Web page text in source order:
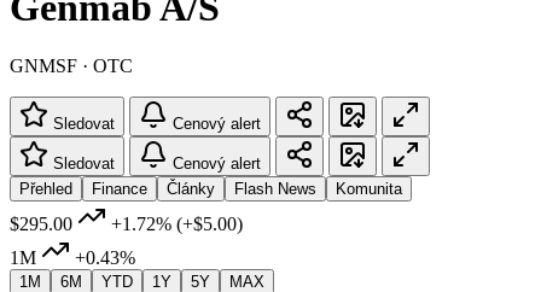
GNMSF · OTC
Sledovat Cenový alert
Sledovat
Cenový alert
Přehled
Finance Články Flash News Komunita
$295.00 +1.72% (+$5.00)
1M
+0.43%
1M 6M YTD 1Y 5Y MAX